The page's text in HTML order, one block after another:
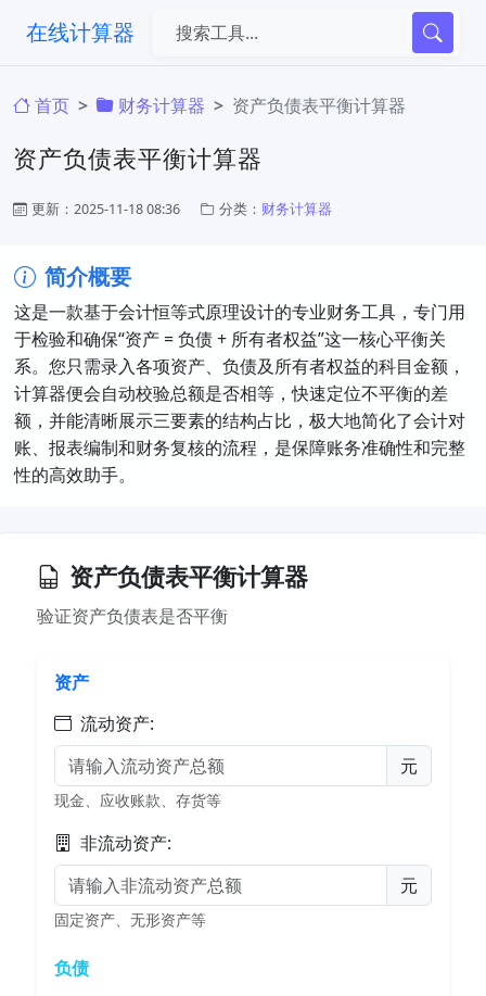
在线计算器
首页 财务计算器 资产负债表平衡计算器
资产负债表平衡计算器
更新：2025-11-18 08:36 分类： 财务计算器
简介概要
这是一款基于会计恒等式原理设计的专业财务工具，专门用
于检验和确保“资产 = 负债 + 所有者权益”这一核心平衡关
系。您只需录入各项资产、负债及所有者权益的科目金额，
计算器便会自动校验总额是否相等，快速定位不平衡的差
额，并能清晰展示三要素的结构占比，极大地简化了会计对
账、报表编制和财务复核的流程，是保障账务准确性和完整
性的高效助手。
资产负债表平衡计算器
验证资产负债表是否平衡
资产
流动资产:
元
现金、应收账款、存货等
非流动资产:
元
固定资产、无形资产等
负债